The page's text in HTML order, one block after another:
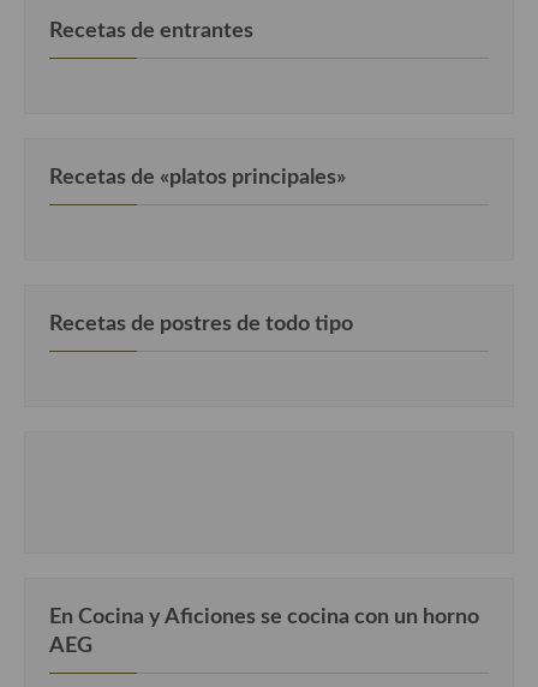
Cocina Hungara
Cocina Luxemburgo
Cocina Rusa
Recetas de entrantes
Recetas de «platos principales»
Recetas de postres de todo tipo
En Cocina y Aficiones se cocina con un horno
AEG